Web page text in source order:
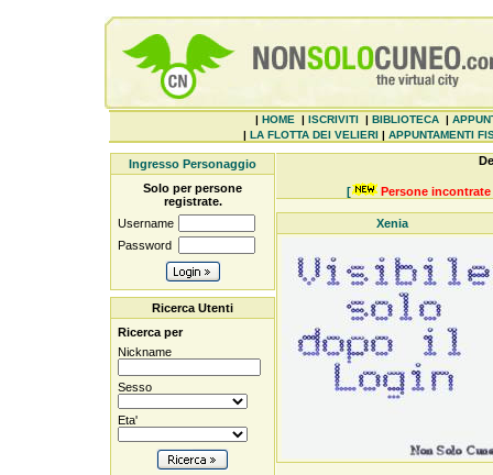
| HOME | ISCRIVITI| BIBLIOTECA|
| LA FLOTTA DEI VELIERI | APPUNTAMENTI
Ingresso Personaggio
Solo per persone
registrate.
Username
Password
Ricerca Utenti
Ricerca per
Nickname
Sesso
Eta'
[ Persone
Xenia